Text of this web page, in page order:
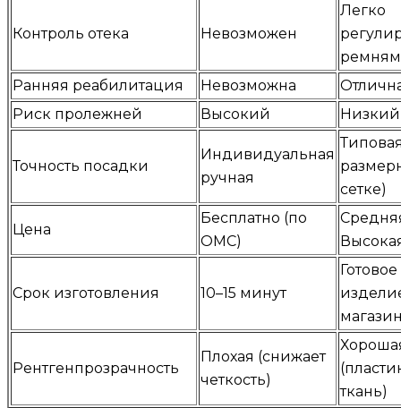
Контроль отека Невозможен
Легко
Ранняя реабилитация
Невозможна
Риск пролежней
Высокий Низкий
Точность посадки
Индивидуальная
ручная
сетке)
Цена
Бесплатно (по
ОМС)
Срок изготовления 10–15 минут
Готовое
Рентгенпрозрачность
Плохая (снижает
четкость)
ткань)